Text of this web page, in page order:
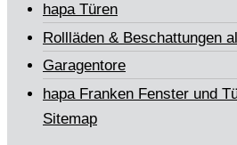
hapa Türen
Rollläden & Beschattungen
Garagentore
hapa Franken Fenster und
Sitemap